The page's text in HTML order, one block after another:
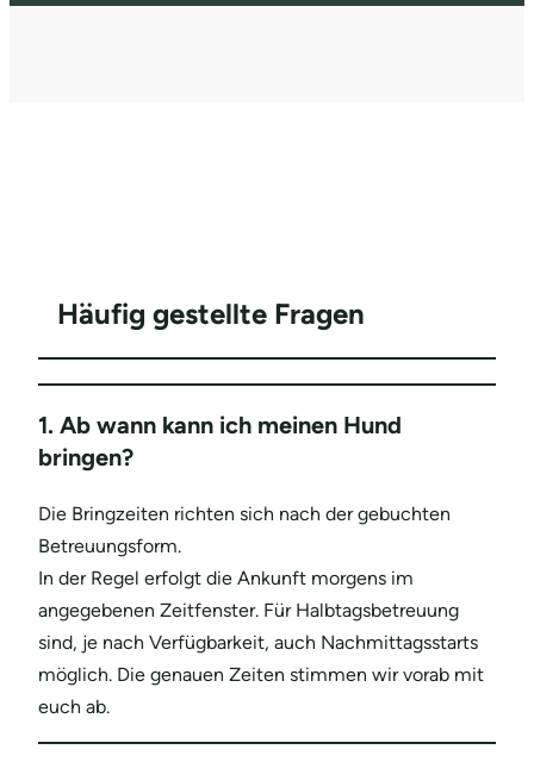
Häufig gestellte Fragen
1. Ab wann kann ich meinen Hund
bringen?
Die Bringzeiten richten sich nach der gebuchten
Betreuungsform.
In der Regel erfolgt die Ankunft morgens im
angegebenen Zeitfenster. Für Halbtagsbetreuung
sind, je nach Verfügbarkeit, auch Nachmittagsstarts
möglich. Die genauen Zeiten stimmen wir vorab mit
euch ab.